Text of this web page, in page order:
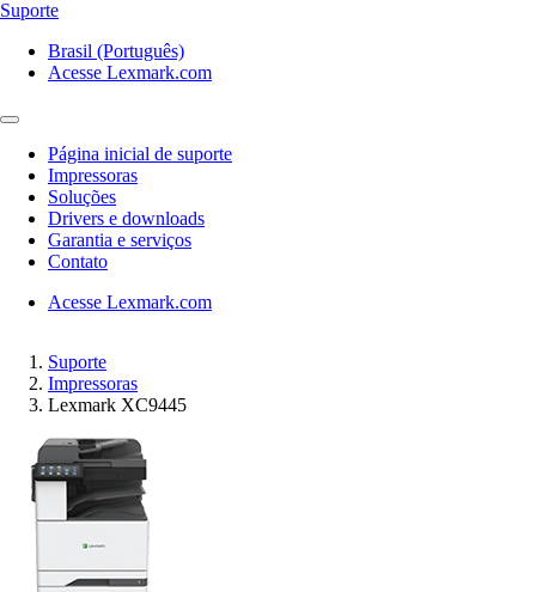
Suporte
Brasil (Português)
Acesse Lexmark.com
Página inicial de suporte
Impressoras
Soluções
Drivers e downloads
Garantia e serviços
Contato
Acesse Lexmark.com
Suporte
Impressoras
Lexmark XC9445